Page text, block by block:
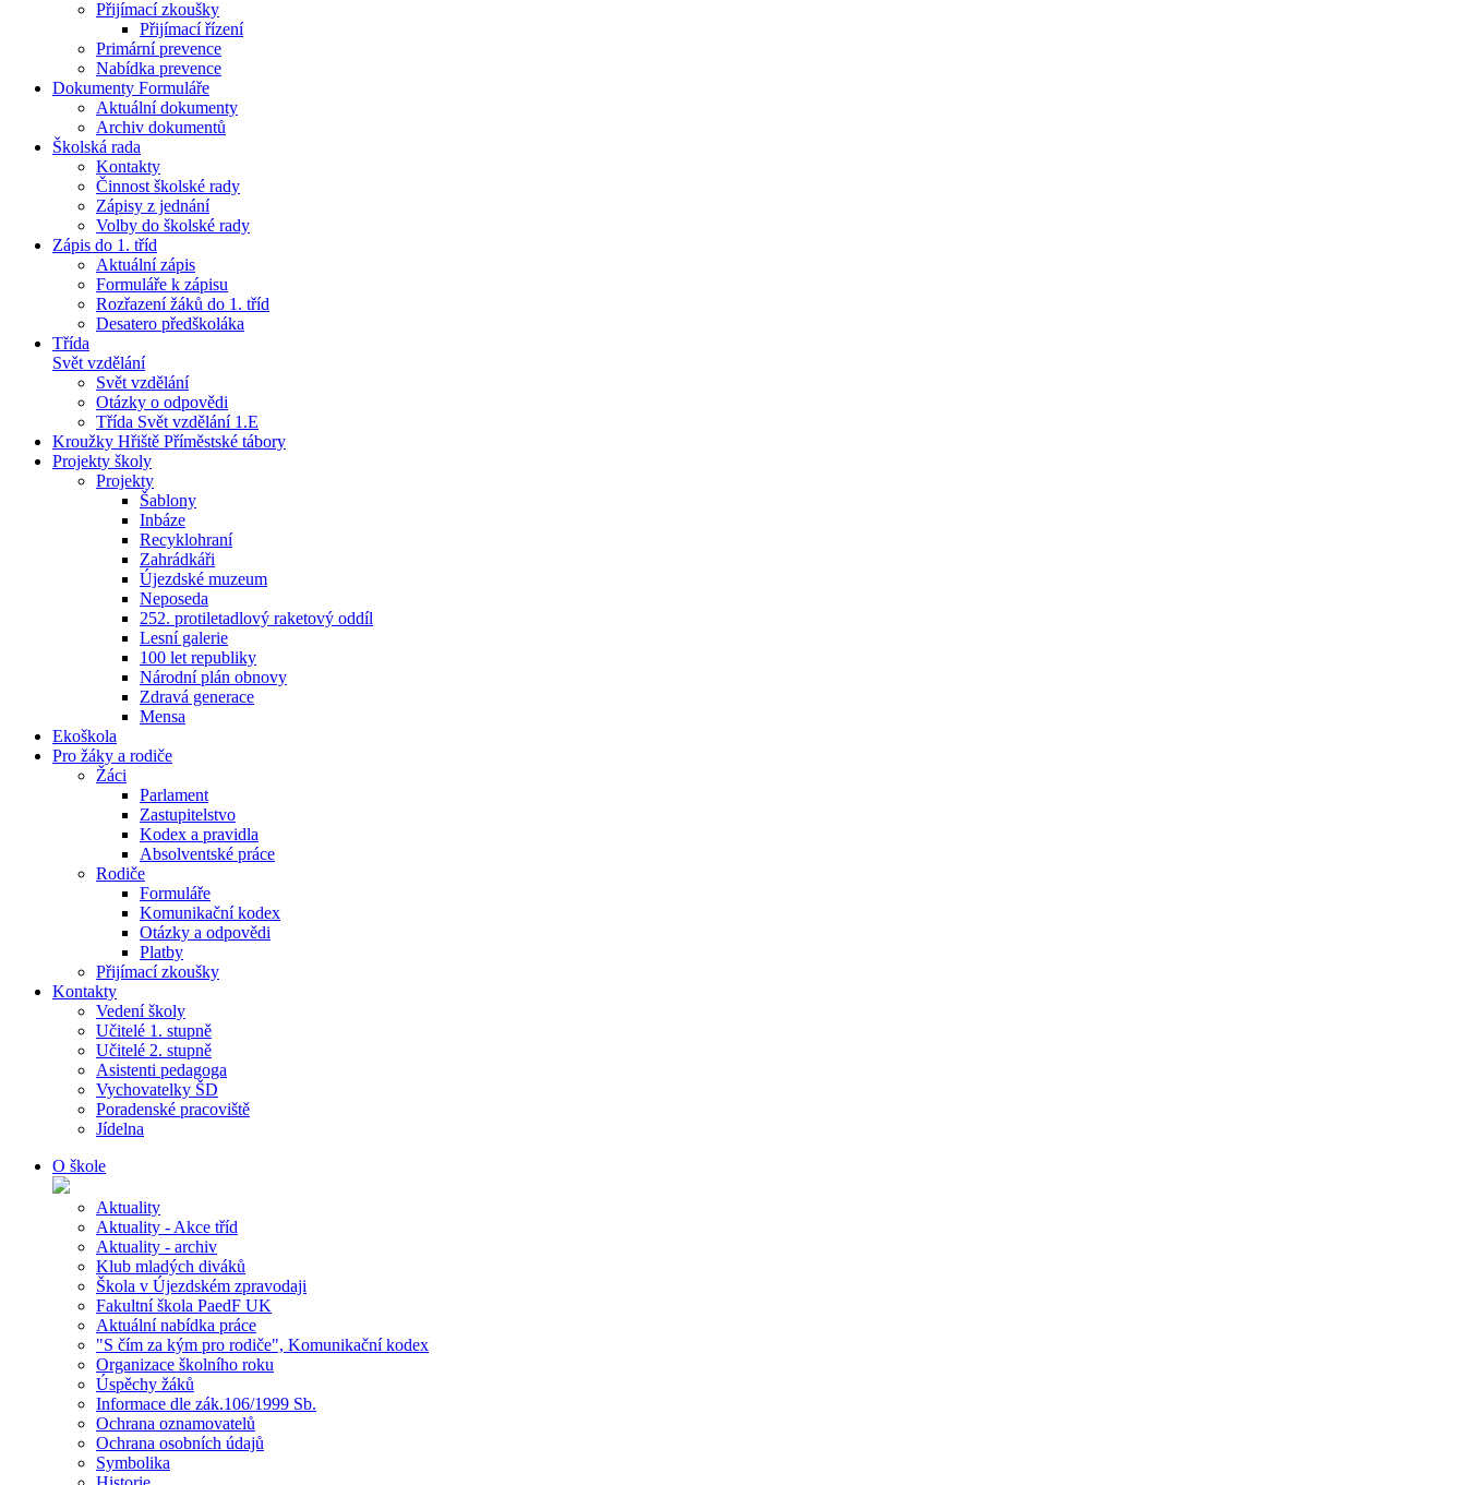
Přijímací zkoušky
Přijímací řízení
Primární prevence
Nabídka prevence
Dokumenty Formuláře
Aktuální dokumenty
Archiv dokumentů
Školská rada
Kontakty
Činnost školské rady
Zápisy z jednání
Volby do školské rady
Zápis do 1. tříd
Aktuální zápis
Formuláře k zápisu
Rozřazení žáků do 1. tříd
Desatero předškoláka
Třída
Svět vzdělání
Svět vzdělání
Otázky o odpovědi
Třída Svět vzdělání 1.E
Kroužky Hřiště Příměstské tábory
Projekty školy
Projekty
Šablony
Inbáze
Recyklohraní
Zahrádkáři
Újezdské muzeum
Neposeda
252. protiletadlový raketový oddíl
Lesní galerie
100 let republiky
Národní plán obnovy
Zdravá generace
Mensa
Ekoškola
Pro žáky a rodiče
Žáci
Parlament
Zastupitelstvo
Kodex a pravidla
Absolventské práce
Rodiče
Formuláře
Komunikační kodex
Otázky a odpovědi
Platby
Přijímací zkoušky
Kontakty
Vedení školy
Učitelé 1. stupně
Učitelé 2. stupně
Asistenti pedagoga
Vychovatelky ŠD
Poradenské pracoviště
Jídelna
O škole
Aktuality
Aktuality - Akce tříd
Aktuality - archiv
Klub mladých diváků
Škola v Újezdském zpravodaji
Fakultní škola PaedF UK
Aktuální nabídka práce
"S čím za kým pro rodiče", Komunikační kodex
Organizace školního roku
Úspěchy žáků
Informace dle zák.106/1999 Sb.
Ochrana oznamovatelů
Ochrana osobních údajů
Symbolika